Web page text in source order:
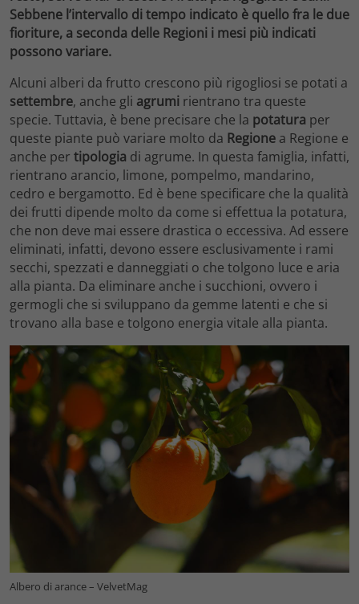
Sebbene l’intervallo di tempo indicato è quello fra le due
fioriture, a seconda delle Regioni i mesi più indicati
possono variare.
Alcuni alberi da frutto crescono più rigogliosi se potati a
settembre, anche gli agrumi rientrano tra queste
specie. Tuttavia, è bene precisare che la potatura per
queste piante può variare molto da Regione a Regione e
anche per tipologia di agrume. In questa famiglia, infatti,
rientrano arancio, limone, pompelmo, mandarino,
cedro e bergamotto. Ed è bene specificare che la qualità
dei frutti dipende molto da come si effettua la potatura,
che non deve mai essere drastica o eccessiva. Ad essere
eliminati, infatti, devono essere esclusivamente i rami
secchi, spezzati e danneggiati o che tolgono luce e aria
alla pianta. Da eliminare anche i succhioni, ovvero i
germogli che si sviluppano da gemme latenti e che si
trovano alla base e tolgono energia vitale alla pianta.
Albero di arance – VelvetMag